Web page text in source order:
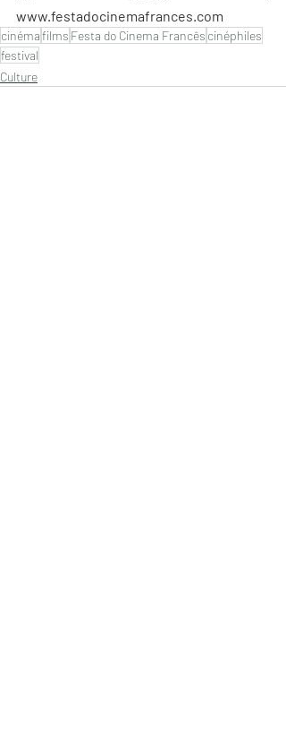
www.festadocinemafrances.com
cinémafilms Festa do Cinema Francês cinéphiles
festival
Culture